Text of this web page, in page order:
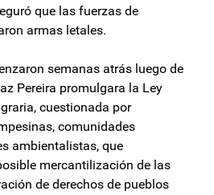
que las fuerzas de
armas letales.
semanas atrás luego de
Pereira promulgara la Ley
cuestionada por
comunidades
ambientalistas, que
mercantilización de las
de derechos de pueblos